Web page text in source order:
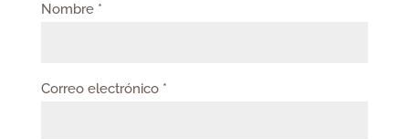
Nombre *
Correo electrónico *